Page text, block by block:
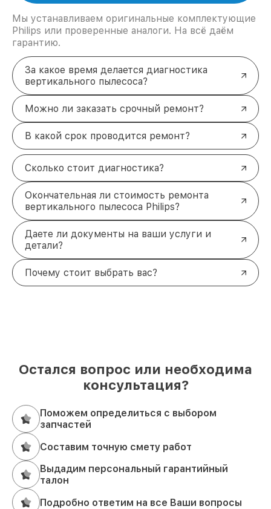
Мы устанавливаем оригинальные комплектующие
Philips или проверенные аналоги. На всё даём
гарантию.
За какое время делается диагностика
вертикального пылесоса?
Можно ли заказать срочный ремонт?
В какой срок проводится ремонт?
Сколько стоит диагностика?
Окончательная ли стоимость ремонта
вертикального пылесоса Philips?
Даете ли документы на ваши услуги и
детали?
Почему стоит выбрать вас?
Остался вопрос или необходима
консультация?
Поможем определиться с выбором
запчастей
Составим точную смету работ
Выдадим персональный гарантийный
талон
Подробно ответим на все Ваши вопросы